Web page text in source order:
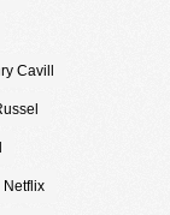
Cavill
Netflix